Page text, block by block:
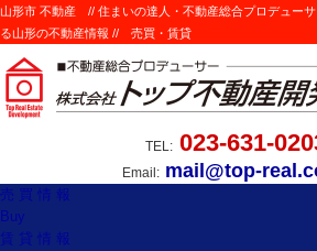
山形市 不動産 // 住まいの達人・不動産総合プロデュー
る山形の不動産情報 // 売買・賃貸
TEL:023-631-
Email: mail@top-
売 買 情 報
Buy
賃 貸 情 報